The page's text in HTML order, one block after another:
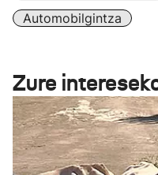
Automobilgintza
Zure